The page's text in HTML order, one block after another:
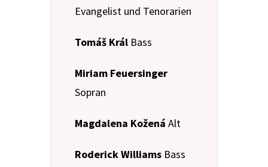
Evangelist und Tenorarien
Tomáš Král Bass
Miriam Feuersinger
Sopran
Magdalena Kožená Alt
Roderick Williams Bass